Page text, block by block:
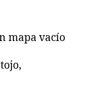
mapa vacío